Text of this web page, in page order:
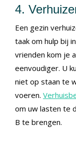
4.
Een gezin
taak om hulp bij
vrienden kom je
eenvoudiger. U
niet op staan te
voeren.
om uw lasten te
B te brengen.